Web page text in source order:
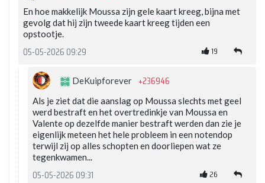
En hoe makkelijk Moussa zijn gele kaart kreeg, bijna met
gevolg dat hij zijn tweede kaart kreeg tijden een
opstootje.
05-05-2026 09:29 19
DeKuipforever +236946
Als je ziet dat die aanslag op Moussa slechts met geel
werd bestraft en het overtredinkje van Moussa en
Valente op dezelfde manier bestraft werden dan zie je
eigenlijk meteen het hele probleem in een notendop
terwijl zij op alles schopten en doorliepen wat ze
tegenkwamen...
05-05-2026 09:31 26